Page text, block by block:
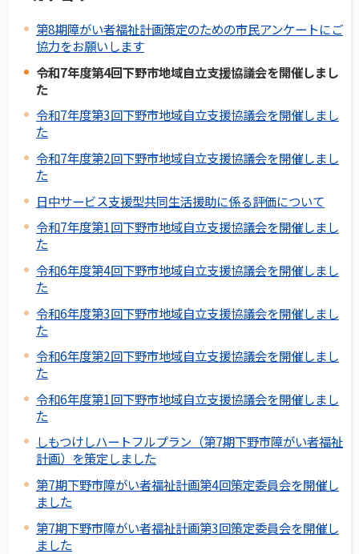
第8期障がい者福祉計画策定のための市民アンケートにご
協力をお願いします
令和7年度第4回下野市地域自立支援協議会を開催しまし
た
令和7年度第3回下野市地域自立支援協議会を開催しまし
た
令和7年度第2回下野市地域自立支援協議会を開催しまし
た
日中サービス支援型共同生活援助に係る評価について
令和7年度第1回下野市地域自立支援協議会を開催しまし
た
令和6年度第4回下野市地域自立支援協議会を開催しまし
た
令和6年度第3回下野市地域自立支援協議会を開催しまし
た
令和6年度第2回下野市地域自立支援協議会を開催しまし
た
令和6年度第1回下野市地域自立支援協議会を開催しまし
た
しもつけしハートフルプラン（第7期下野市障がい者福祉
計画）を策定しました
第7期下野市障がい者福祉計画第4回策定委員会を開催し
ました
第7期下野市障がい者福祉計画第3回策定委員会を開催し
ました